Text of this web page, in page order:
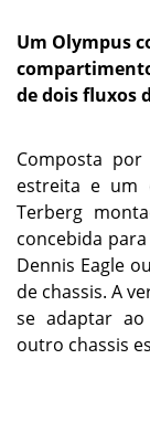
Um Olympus
de dois fluxos
Composta
estreita e um
Terberg
concebida
Dennis Eagle
de chassis. A
se adaptar
outro chassis